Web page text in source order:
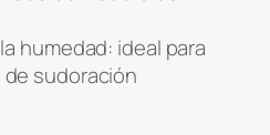
humedad: ideal para
sudoración